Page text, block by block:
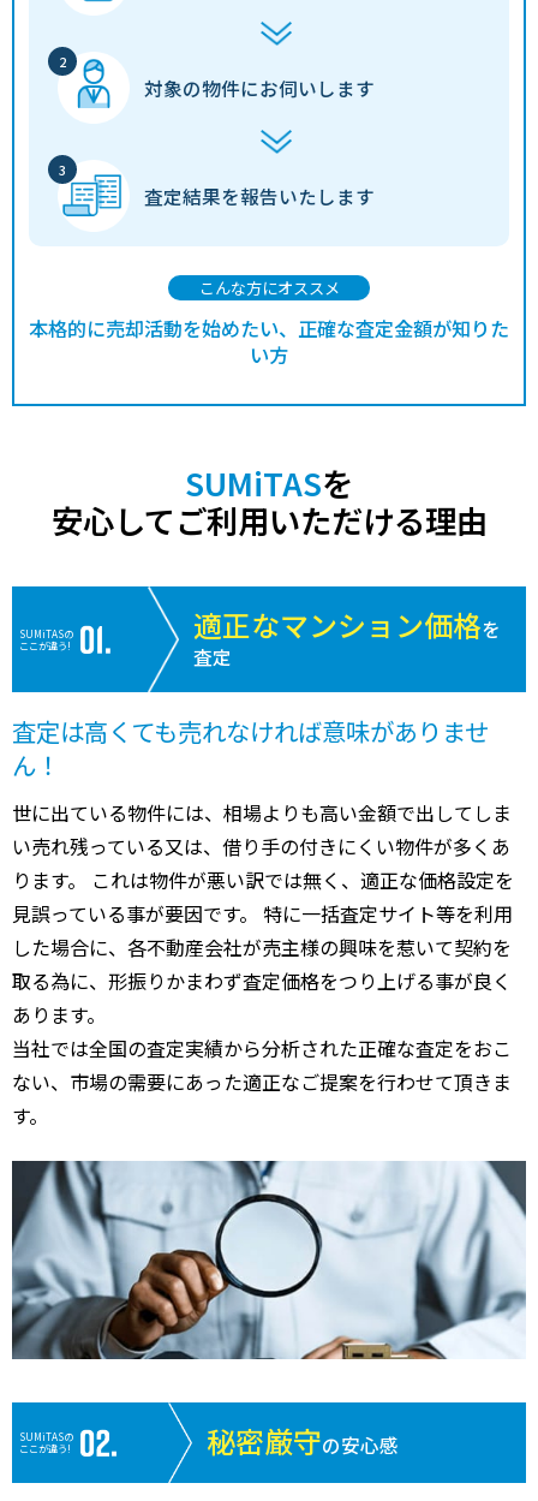
対象の物件にお伺いします
査定結果を報告いたします
こんな方にオススメ
本格的に売却活動を始めたい、正確な査定金額が知りた
い方
SUMiTASを
安心してご利用いただける理由
SUMiTASの
ここが違う!
適正なマンション価格を
査定
査定は高くても売れなければ意味がありませ
ん！
世に出ている物件には、相場よりも高い金額で出してしま
い売れ残っている又は、借り手の付きにくい物件が多くあ
ります。 これは物件が悪い訳では無く、適正な価格設定を
見誤っている事が要因です。 特に一括査定サイト等を利用
した場合に、各不動産会社が売主様の興味を惹いて契約を
取る為に、形振りかまわず査定価格をつり上げる事が良く
あります。
当社では全国の査定実績から分析された正確な査定をおこ
ない、市場の需要にあった適正なご提案を行わせて頂きま
す。
SUMiTASの
ここが違う!
秘密厳守の安心感